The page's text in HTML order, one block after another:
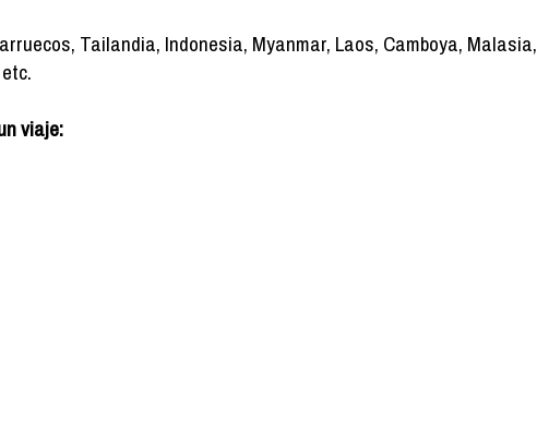
Tailandia, Indonesia, Myanmar, Laos, Camboya, Malasia,
viaje: